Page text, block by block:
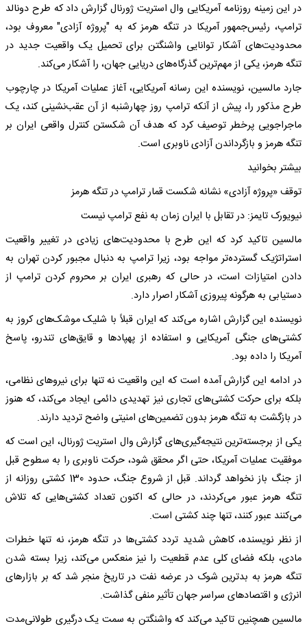
در این زمینه روزنامه آمریکایی وال استریت ژورنال گزارش داد که طرح دونالد
ترامپ، رئیس‌جمهور آمریکا در تنگه هرمز که به "پروژه آزادی" معروف بود،
محدودیت‌های آشکار توانایی واشنگتن برای تحمیل یک واقعیت جدید در
تنگه هرمز، یکی از مهم‌ترین گذرگاه‌های دریایی جهان، را آشکار می‌کند.
جارد مالسین، نویسنده این رسانه آمریکایی، آغاز عملیات آمریکا در چارچوب
طرح مذکور را، پیش از آنکه ترامپ روز چهارشنبه از آن عقب‌نشینی کند، یک
ماجراجویی پرخطر توصیف کرد که هدف آن شکستن کنترل واقعی ایران بر
تنگه هرمز و بازگرداندن آزادی ناوبری است.
بیشتر بخوانید
توقف «پروژه آزادی» نشانه شکست قمار ترامپ در تنگه هرمز
نیویورک تایمز: در تقابل با ایران زمان به نفع ترامپ نیست
مالسین تاکید کرد که این طرح با محدودیت‌های زیادی در تغییر واقعیت
استراتژیک گسترده‌تر مواجه بود، زیرا ترامپ به دنبال مجبور کردن تهران به
دادن امتیازات است، در حالی که رهبری ایران بر محروم کردن ترامپ از
دستیابی به هرگونه پیروزی آشکار اصرار دارد.
نویسنده این گزارش اشاره می‌کند که ایران قبلاً با شلیک موشک‌های کروز به
کشتی‌های جنگی آمریکایی و استفاده از پهپادها و قایق‌های تندرو، پاسخ
آمریکا را داده بود.
در ادامه این گزارش آمده است که این واقعیت نه تنها برای نیروهای نظامی،
بلکه برای حرکت کشتی‌های تجاری نیز تهدیدی دائمی ایجاد می‌کند، که هنوز
در بازگشت به تنگه هرمز بدون تضمین‌های امنیتی واضح تردید دارند.
یکی از برجسته‌ترین نتیجه‌گیری‌های گزارش وال استریت ژورنال، این است که
موفقیت عملیات آمریکا، حتی اگر محقق شود، حرکت ناوبری را به سطوح قبل
از جنگ باز نخواهد گرداند. قبل از شروع جنگ، حدود 130 کشتی روزانه از
تنگه هرمز عبور می‌کردند، در حالی که اکنون تعداد کشتی‌هایی که تلاش
می‌کنند عبور کنند، تنها چند کشتی است.
از نظر نویسنده، کاهش شدید تردد کشتی‌ها در تنگه هرمز، نه تنها خطرات
مادی، بلکه فضای کلی عدم قطعیت را نیز منعکس می‌کند، زیرا بسته شدن
تنگه هرمز به بدترین شوک در عرضه نفت در تاریخ منجر شد که بر بازارهای
انرژی و اقتصادهای سراسر جهان تأثیر منفی گذاشت.
مالسین همچنین تاکید می‌کند که واشنگتن به سمت یک درگیری طولانی‌مدت